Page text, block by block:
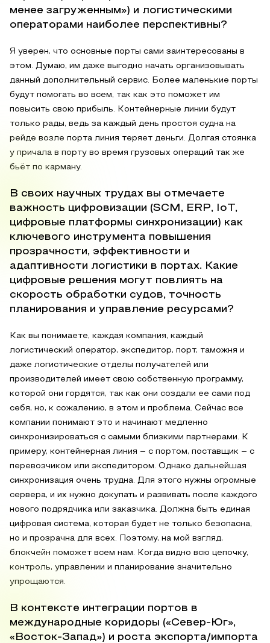
менее загруженным») и логистическими
операторами наиболее перспективны?
Я уверен, что основные порты сами заинтересованы в
этом. Думаю, им даже выгодно начать организовывать
данный дополнительный сервис. Более маленькие порты
будут помогать во всем, так как это поможет им
повысить свою прибыль. Контейнерные линии будут
только рады, ведь за каждый день простоя судна на
рейде возле порта линия теряет деньги. Долгая стоянка
у причала в порту во время грузовых операций так же
бьёт по карману.
В своих научных трудах вы отмечаете
важность цифровизации (SCM, ERP, IoT,
цифровые платформы синхронизации) как
ключевого инструмента повышения
прозрачности, эффективности и
адаптивности логистики в портах. Какие
цифровые решения могут повлиять на
скорость обработки судов, точность
планирования и управление ресурсами?
Как вы понимаете, каждая компания, каждый
логистический оператор, экспедитор, порт, таможня и
даже логистические отделы получателей или
производителей имеет свою собственную программу,
которой они гордятся, так как они создали ее сами под
себя, но, к сожалению, в этом и проблема. Сейчас все
компании понимают это и начинают медленно
синхронизироваться с самыми близкими партнерами. К
примеру, контейнерная линия – с портом, поставщик – с
перевозчиком или экспедитором. Однако дальнейшая
синхронизация очень трудна. Для этого нужны огромные
сервера, и их нужно докупать и развивать после каждого
нового подрядчика или заказчика. Должна быть единая
цифровая система, которая будет не только безопасна,
но и прозрачна для всех. Поэтому, на мой взгляд,
блокчейн поможет всем нам. Когда видно всю цепочку,
контроль, управлении и планирование значительно
упрощаются.
В контексте интеграции портов в
международные коридоры («Север-Юг»,
«Восток-Запад») и роста экспорта/импорта